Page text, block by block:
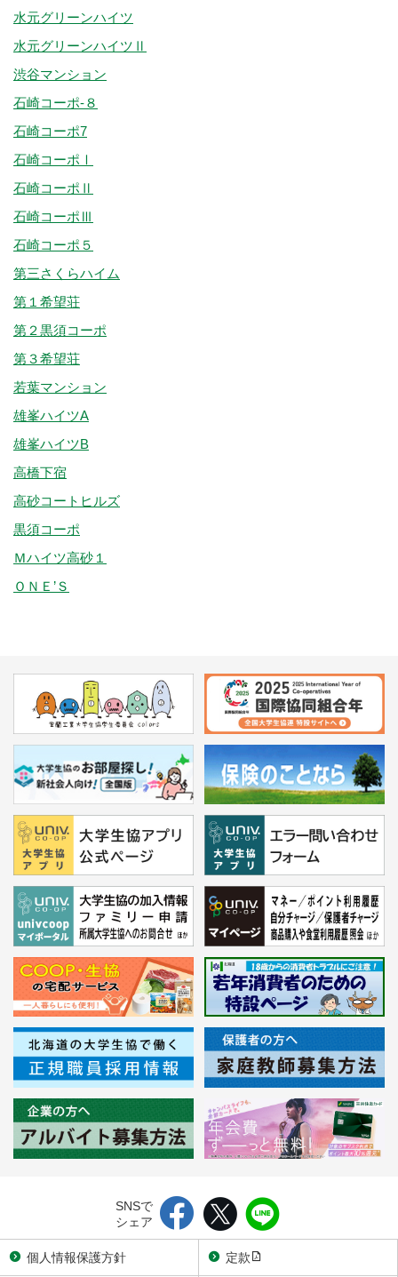
水元グリーンハイツ
水元グリーンハイツⅡ
渋谷マンション
石崎コーポ-８
石崎コーポ7
石崎コーポⅠ
石崎コーポⅡ
石崎コーポⅢ
石崎コーポ５
第三さくらハイム
第１希望荘
第２黒須コーポ
第３希望荘
若葉マンション
雄峯ハイツA
雄峯ハイツB
高橋下宿
高砂コートヒルズ
黒須コーポ
Ｍハイツ高砂１
ＯＮＥ’Ｓ
SNSで
シェア
個人情報保護方針
定款